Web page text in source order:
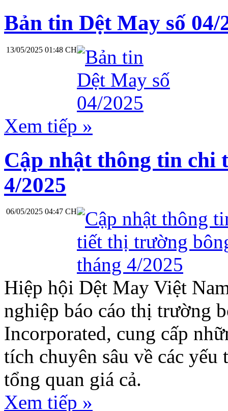
Bản tin Dệt May số 04/
13/05/2025 01:48 CH
Xem tiếp »
Cập nhật thông tin chi
4/2025
06/05/2025 04:47 CH
Hiệp hội Dệt May Việt
nghiệp báo cáo thị trường
Incorporated, cung cấp
tích chuyên sâu về các
tổng quan giá cả.
Xem tiếp »